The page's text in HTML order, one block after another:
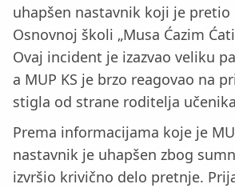
uhapšen nastavnik koji je pretio
Osnovnoj školi „Musa Ćazim
Ovaj incident je izazvao veliku
a MUP KS je brzo reagovao na
stigla od strane roditelja
Prema informacijama koje je
nastavnik je uhapšen zbog
izvršio krivično delo pretnje.